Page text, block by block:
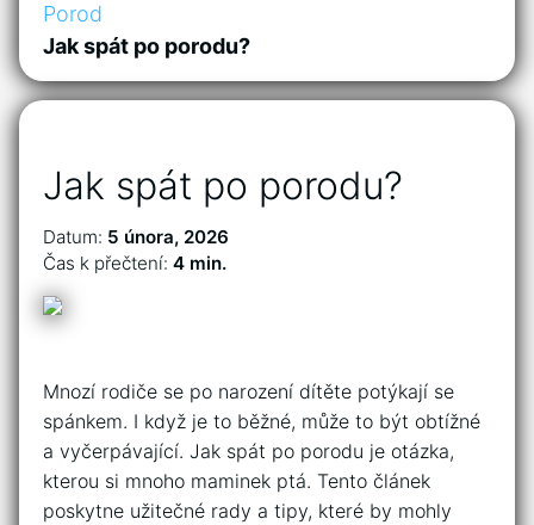
Porod
Jak spát po porodu?
Jak spát po porodu?
Datum: 5 února, 2026
Čas k přečtení: 4 min.
Mnozí rodiče se po narození dítěte potýkají se
spánkem. I když je to běžné, může to být obtížné
a vyčerpávající. Jak spát po porodu je otázka,
kterou si mnoho maminek ptá. Tento článek
poskytne užitečné rady a tipy, které by mohly